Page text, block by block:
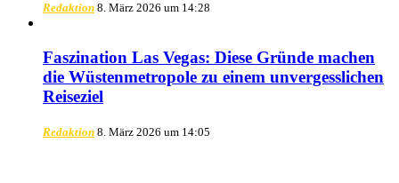
Redaktion 8. März 2026 um 14:28
Faszination Las Vegas: Diese Gründe machen
die Wüstenmetropole zu einem unvergesslichen
Reiseziel
Redaktion 8. März 2026 um 14:05